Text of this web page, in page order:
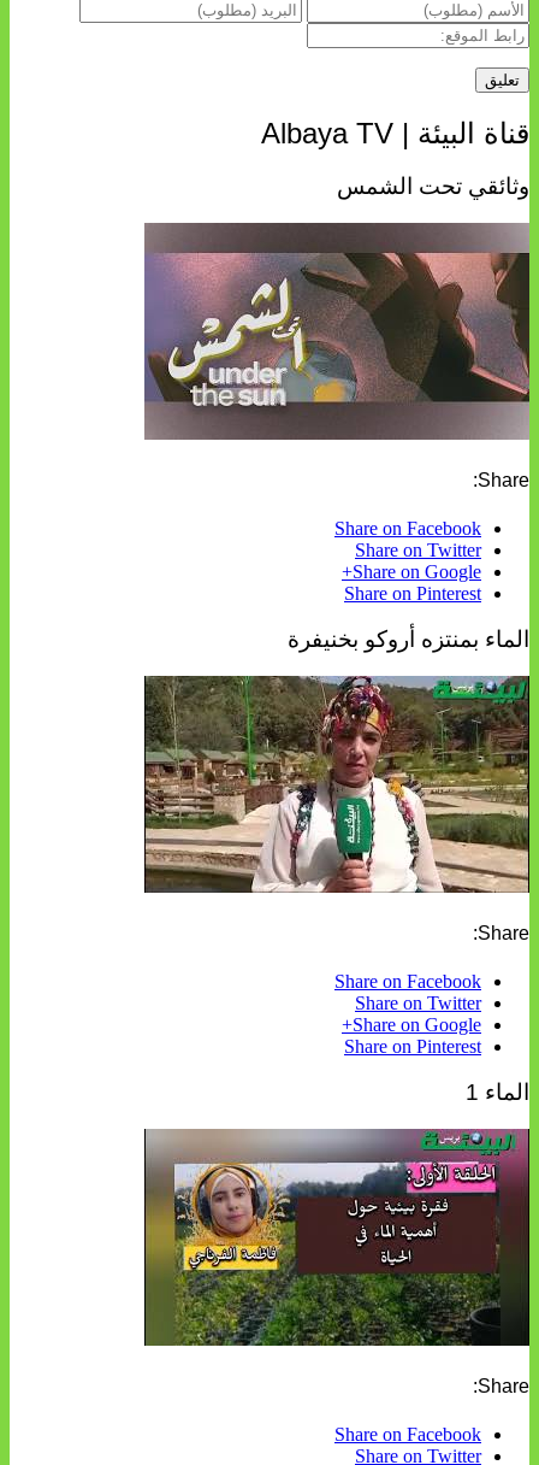
قناة البيئة | Albaya TV
وثائقي تحت الشمس
Share:
Share on Facebook
Share on Twitter
Share on Google+
Share on Pinterest
الماء بمنتزه أروكو بخنيفرة
Share:
Share on Facebook
Share on Twitter
Share on Google+
Share on Pinterest
الماء 1
Share:
Share on Facebook
Share on Twitter